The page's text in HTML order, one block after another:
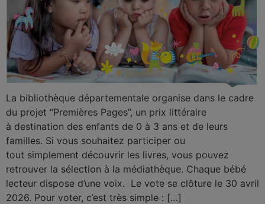
La bibliothèque départementale organise dans le cadre
du projet “Premières Pages”, un prix littéraire
à destination des enfants de 0 à 3 ans et de leurs
familles. Si vous souhaitez participer ou
tout simplement découvrir les livres, vous pouvez
retrouver la sélection à la médiathèque. Chaque bébé
lecteur dispose d’une voix. Le vote se clôture le 30 avril
2026. Pour voter, c’est très simple : […]